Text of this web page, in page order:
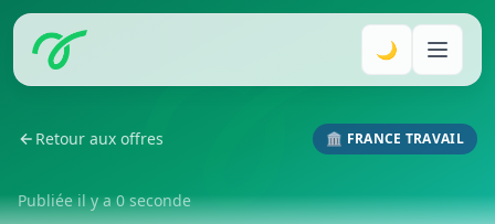
🌙
Retour aux offres 🏛️ FRANCE TRAVAIL
Publiée il y a 0 seconde